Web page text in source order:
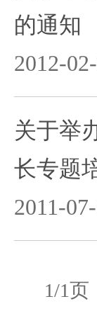
的通知
2012-
关于举
长专题
2011-
1/1页